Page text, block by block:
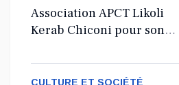
Association APCT Likoli
Kerab Chiconi pour son
Ordinaire
CULTURE ET SOCIÉTÉ